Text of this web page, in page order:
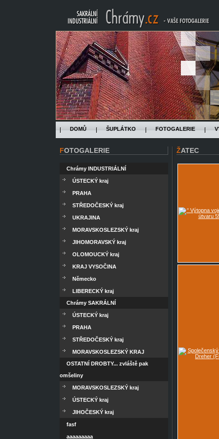
DOMŮ ŠUPLÁTKO FOTOGALERIE
FOTOGALERIE
Chrámy INDUSTRIÁLNÍ
ÚSTECKÝ kraj
PRAHA
STŘEDOČESKÝ kraj
UKRAJINA
MORAVSKOSLEZSKÝ kraj
JIHOMORAVSKÝ kraj
OLOMOUCKÝ kraj
KRAJ VYSOČINA
Německo
LIBERECKÝ kraj
Chrámy SAKRÁLNÍ
ÚSTECKÝ kraj
PRAHA
STŘEDOČESKÝ kraj
MORAVSKOSLEZSKÝ KRAJ
OSTATNÍ DROBTY... zvláště pak
omšeliny
MORAVSKOSLEZSKÝ kraj
ÚSTECKÝ kraj
JIHOČESKÝ kraj
fasf
aaaaaaaaa
ŽATEC